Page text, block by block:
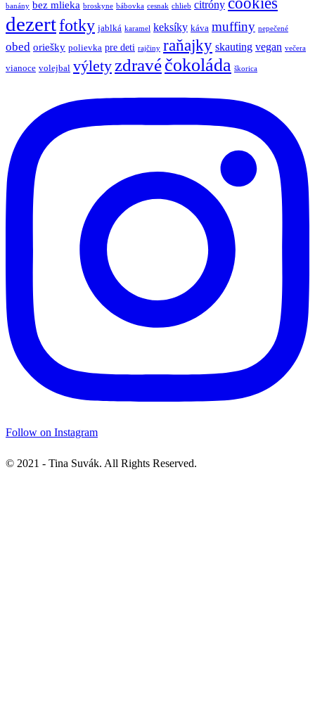
banány bez mlieka broskyne bábovka cesnak chlieb citróny
dezertfotky jablká karamel keksíky káva muffiny nepečené
obed oriešky polievka pre deti rajčiny raňajky skauting vegan večera
vianoce volejbal výlety zdravéčokoláda škorica
Follow on Instagram
© 2021 - Tina Suvák. All Rights Reserved.